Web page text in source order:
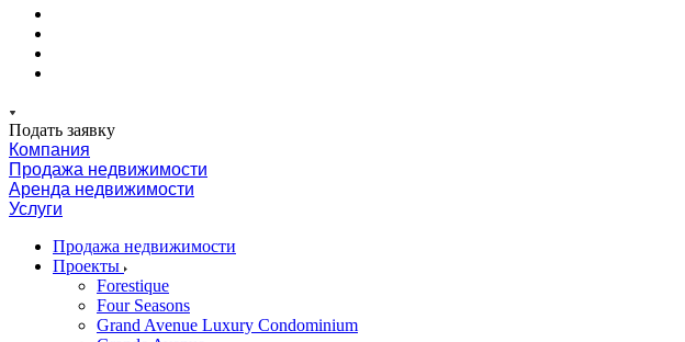
Подать заявку
Компания
Продажа недвижимости
Аренда недвижимости
Услуги
Продажа недвижимости
Проекты
Forestique
Four Seasons
Grand Avenue Luxury Condominium